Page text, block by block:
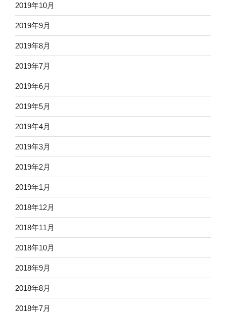
2019年10月
2019年9月
2019年8月
2019年7月
2019年6月
2019年5月
2019年4月
2019年3月
2019年2月
2019年1月
2018年12月
2018年11月
2018年10月
2018年9月
2018年8月
2018年7月